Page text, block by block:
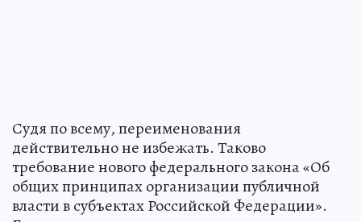
Судя по всему, переименования
действительно не избежать. Таково
требование нового федерального закона «Об
общих принципах организации публичной
власти в субъектах Российской Федерации».